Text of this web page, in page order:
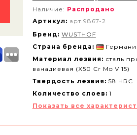
Наличие: Распродано
Артикул: арт.9867-2
Бренд: WUSTHOF
Страна бренда:
Материал лезвия: сталь
ванадиевая (X50 Cr Mo V 15)
Твердость лезвия: 58 HRC
Количество слоев: 1
Показать все